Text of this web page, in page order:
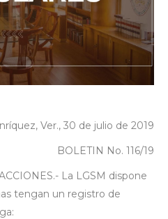
Ver., 30 de julio de 2019
BOLETIN No. 116/19
La LGSM dispone
tengan un registro de